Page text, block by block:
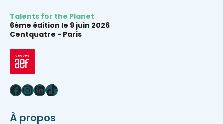
Talents for the Planet
6ème édition le 9 juin 2026
Centquatre - Paris
Facebook
Instagram
LinkedIn
TikTok
À propos